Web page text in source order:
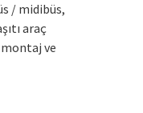
/ midibüs,
araç
ve